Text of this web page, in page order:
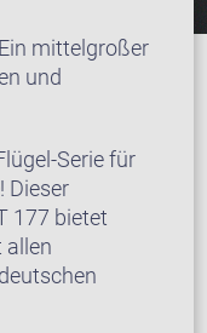
mittelgroßer
und
Serie für
Dieser
177 bietet
allen